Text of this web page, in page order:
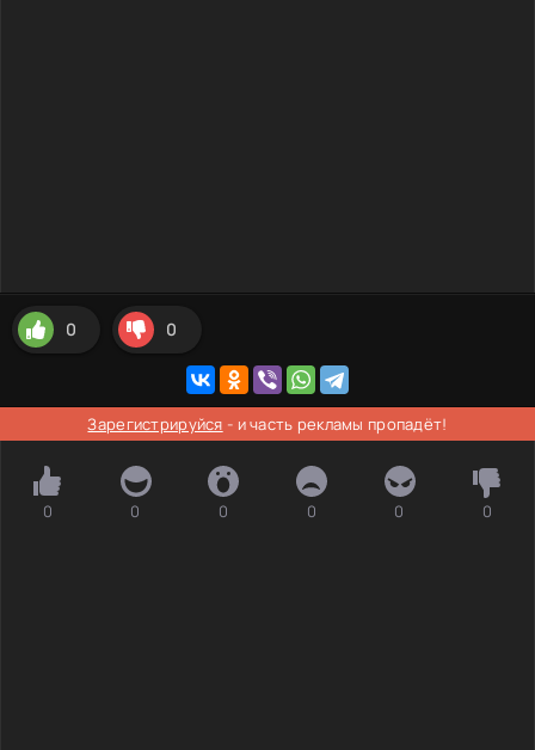
0 0
Зарегистрируйся - и часть рекламы пропадёт!
0 0 0 0 0 0